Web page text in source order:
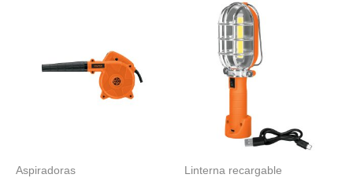
Aspiradoras Linterna recargable